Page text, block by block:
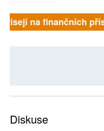
na finančních
Diskuse